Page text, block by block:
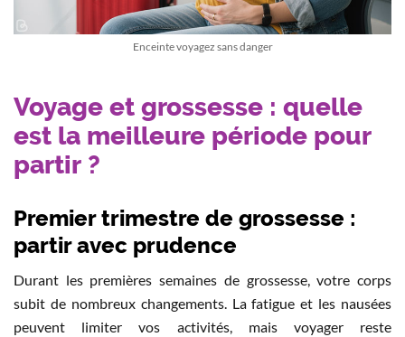
Enceinte voyagez sans danger
Voyage et grossesse : quelle
est la meilleure période pour
partir ?
Premier trimestre de grossesse :
partir avec prudence
Durant les premières semaines de grossesse, votre corps
subit de nombreux changements. La fatigue et les nausées
peuvent limiter vos activités, mais voyager reste